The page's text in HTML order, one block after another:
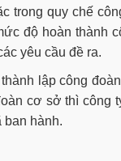
trong quy chế
độ hoàn thành
yêu cầu đề ra.
lập công
cơ sở thì công
ban hành.